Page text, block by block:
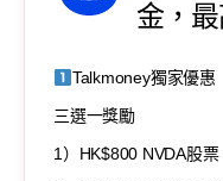
金，
Talkmoney獨家優惠
三選一獎勵
1）HK$800 NVDA股票